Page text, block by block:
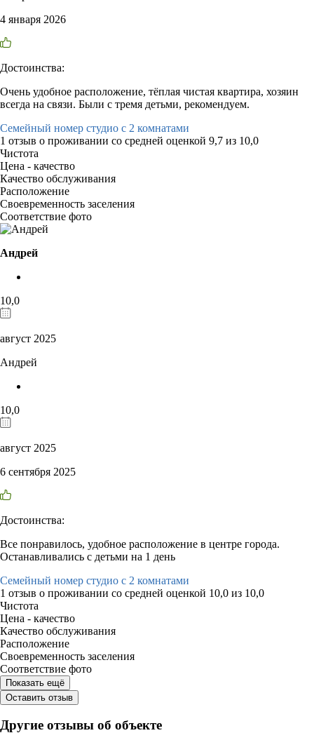
4 января 2026
Достоинства:
Очень удобное расположение, тёплая чистая квартира, хозяин
всегда на связи. Были с тремя детьми, рекомендуем.
Семейный номер студио с 2 комнатами
1 отзыв о проживании со средней оценкой 9,7 из 10,0
Чистота
Цена - качество
Качество обслуживания
Расположение
Своевременность заселения
Соответствие фото
Андрей
10,0
август 2025
Андрей
10,0
август 2025
6 сентября 2025
Достоинства:
Все понравилось, удобное расположение в центре города.
Останавливались с детьми на 1 день
Семейный номер студио с 2 комнатами
1 отзыв о проживании со средней оценкой 10,0 из 10,0
Чистота
Цена - качество
Качество обслуживания
Расположение
Своевременность заселения
Соответствие фото
Показать ещё
Оставить отзыв
Другие отзывы об объекте